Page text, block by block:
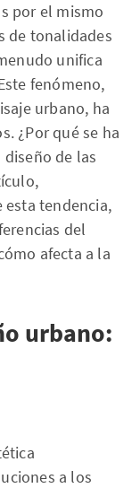
por el mismo
de tonalidades
unifica
fenómeno,
urbano, ha
¿Por qué se ha
de las
esta tendencia,
del
afecta a la
urbano:
a los